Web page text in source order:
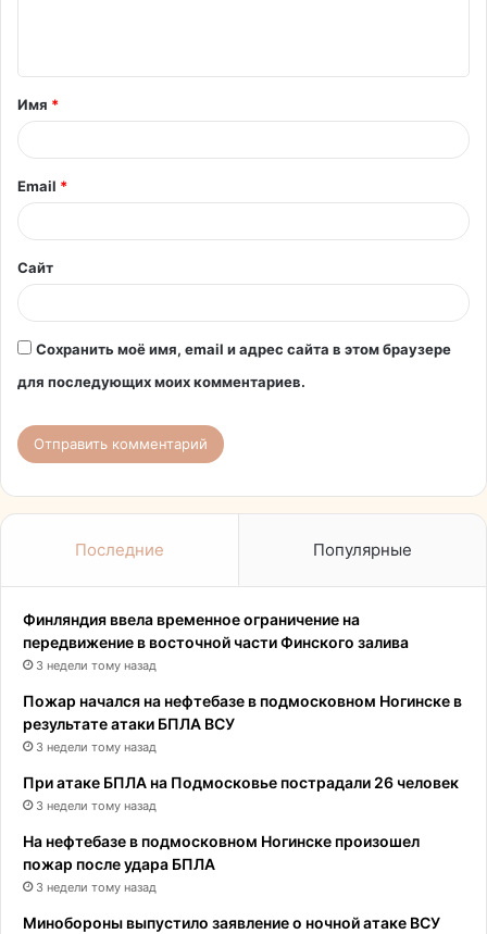
т
а
р
й
*
Имя *
Email *
Сайт
Сохранить моё имя, email и адрес сайта в этом браузере
для последующих моих комментариев.
Последние Популярные
Финляндия ввела временное ограничение на
передвижение в восточной части Финского залива
3 недели тому назад
Пожар начался на нефтебазе в подмосковном Ногинске в
результате атаки БПЛА ВСУ
3 недели тому назад
При атаке БПЛА на Подмосковье пострадали 26 человек
3 недели тому назад
На нефтебазе в подмосковном Ногинске произошел
пожар после удара БПЛА
3 недели тому назад
Минобороны выпустило заявление о ночной атаке ВСУ